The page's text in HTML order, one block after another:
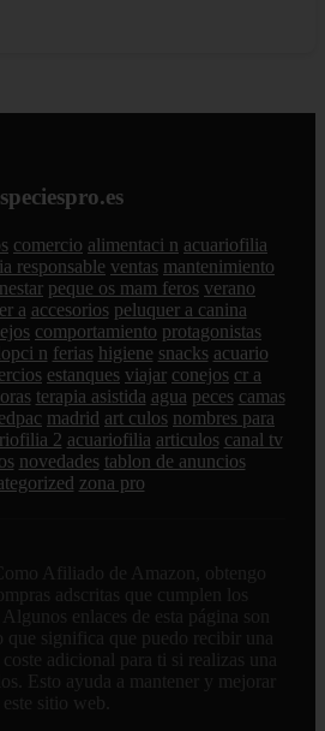
comercio alimentaci n acuariofilia
responsable ventas mantenimiento
peque os mam feros verano
a accesorios peluquer a canina
comportamiento protagonistas
n ferias higiene snacks acuario
estanques viajar conejos cr a
terapia asistida agua peces camas
madrid art culos nombres para
2 acuariofilia articulos canal tv
novedades tablon de anuncios
zona pro
Afiliado de Amazon, obtengo
adscritas que cumplen los
enlaces de esta página son
que significa que puedo recibir una
adicional para ti si realizas una
Esto ayuda a mantener y mejorar
este sitio web.